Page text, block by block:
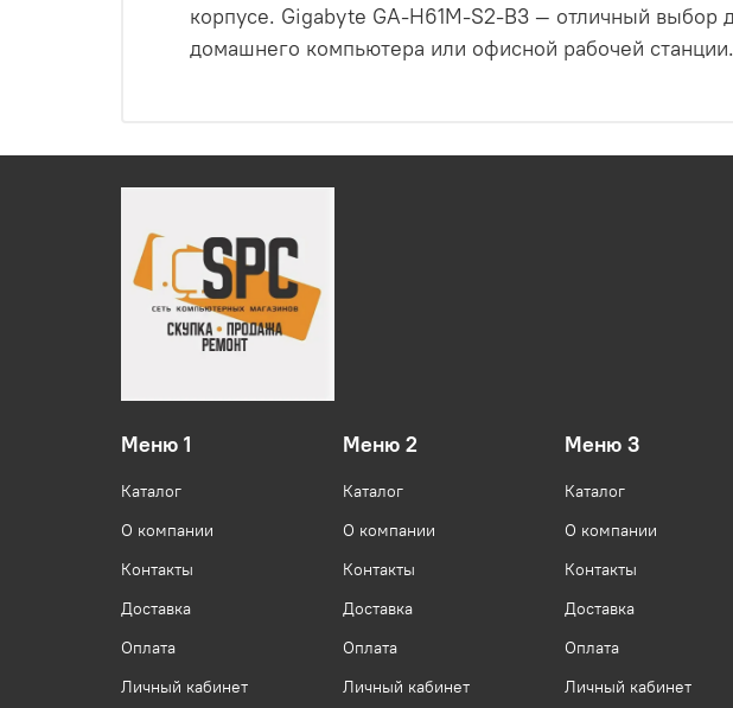
корпусе. Gigabyte GA-H61M-S2-B3 — отличный
домашнего компьютера или офисной рабочей станции.
Меню 1
Каталог
О компании
Контакты
Доставка
Оплата
Личный кабинет
Меню 2
Каталог
О компании
Контакты
Доставка
Оплата
Личный кабинет
Меню 3
Каталог
О компании
Контакты
Доставка
Оплата
Личный кабинет